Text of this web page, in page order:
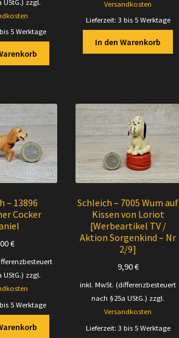
UStG.) zzgl.
5 Werktage
Versandkosten
Lieferzeit: 3 bis 5 Werktage
In den Warenkorb
– 13896
Cocker
€
UStG.) zzgl.
5 Werktage
Schleich – 7005 Wum auf
Kissen von Loriot
[Werbeartikel TV /
Aktion Sorgenkind – Nr
2/9]
9,90€
inkl. MwSt. (differenzbesteuert
nach §25a UStG.) zzgl.
Versandkosten
Lieferzeit: 3 bis 5 Werktage